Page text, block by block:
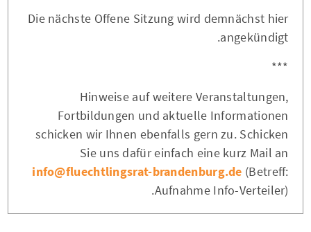
Die nächste Offene Sitzung wird demnächst hier
angekündigt.
***
Hinweise auf weitere Veranstaltungen,
Fortbildungen und aktuelle Informationen
schicken wir Ihnen ebenfalls gern zu. Schicken
Sie uns dafür einfach eine kurz Mail an
info@fluechtlingsrat-brandenburg.de (Betreff:
Aufnahme Info-Verteiler).